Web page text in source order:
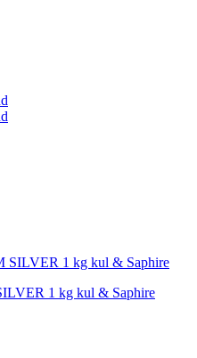
1 kg kul & Saphire